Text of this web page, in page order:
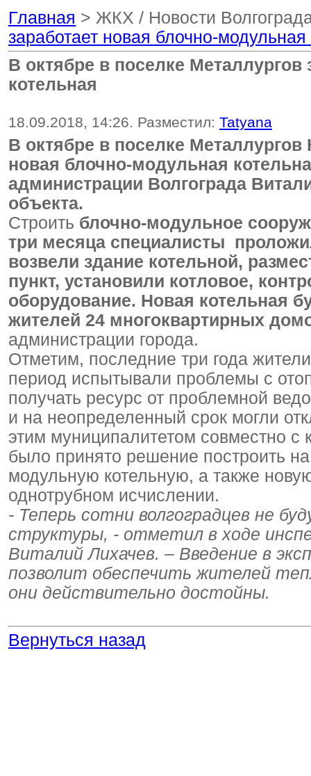
Главная > ЖКХ / Новости
заработает новая блочно-модульная
В октябре в поселке
котельная
18.09.2018, 14:26. Разместил: Tatyana
В октябре в поселке Металлургов
новая блочно-модульная
администрации Волгограда
объекта.
Строить блочно-модульное
три месяца специалисты
возвели здание котельной,
пункт, установили котловое,
оборудование. Новая котельная
жителей 24 многоквартирных
администрации города.
Отметим, последние три года
период испытывали проблемы с
получать ресурс от проблемной
и на неопределенный срок могли
этим муниципалитетом совместно
было принято решение построить
модульную котельную, а также
однотрубном исчислении.
- Теперь сотни волгоградцев не
структуры, - отметил в ходе
Виталий Лихачев. – Введение в
позволит обеспечить жителей
они действительно достойны.
Вернуться назад